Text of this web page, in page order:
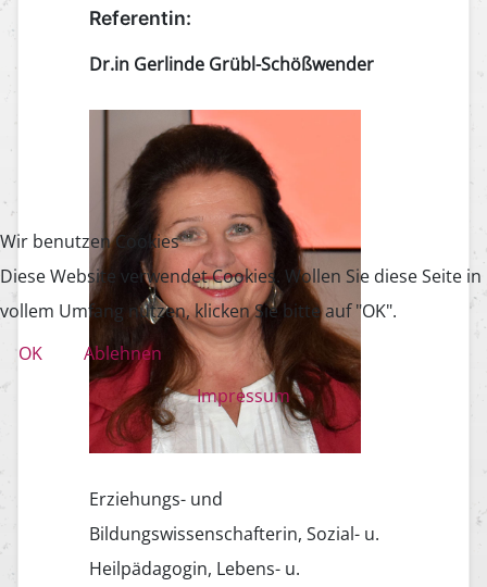
Referentin:
Dr.in Gerlinde Grübl-Schößwender
Erziehungs- und
Bildungswissenschafterin, Sozial- u.
Heilpädagogin, Lebens- u.
Wir benutzen Cookies
Diese Website verwendet Cookies. Wollen Sie diese Seite in
vollem Umfang nutzen, klicken Sie bitte auf "OK".
OK
Ablehnen
Impressum